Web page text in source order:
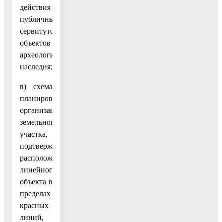
действия
публичных
сервитутов,
объектов
археологического
наследия;
в) схема
планировочной
организации
земельного
участка,
подтверждающая
расположение
линейного
объекта в
пределах
красных
линий,